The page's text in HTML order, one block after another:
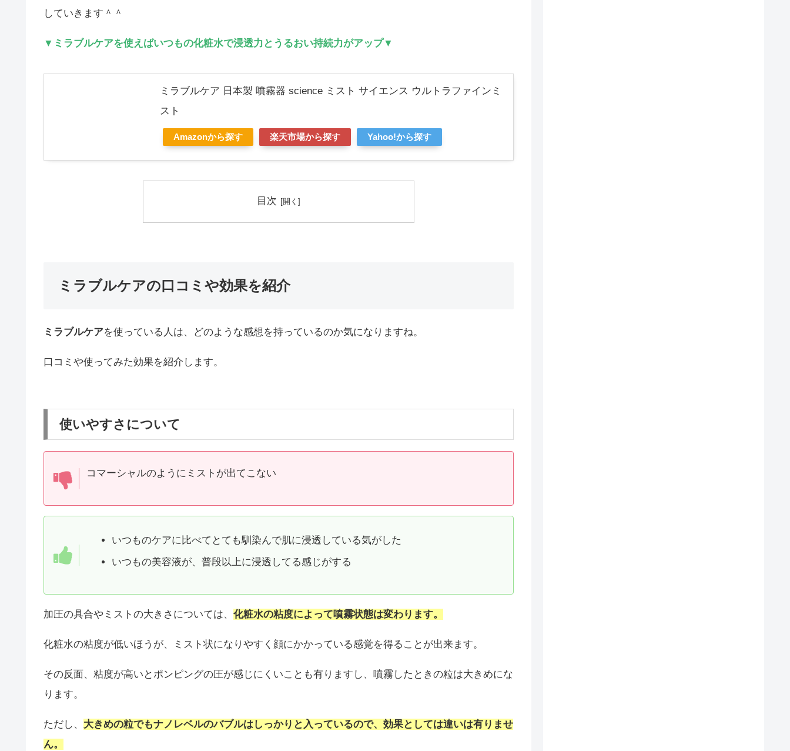
していきます＾＾
▼ミラブルケアを使えばいつもの化粧水で浸透力とうるおい持続力がアップ▼
ミラブルケア 日本製 噴霧器 science ミスト サイエンス ウルトラファインミ
スト
Amazonから探す 楽天市場から探す Yahoo!から探す
目次
ミラブルケアの口コミや効果を紹介
ミラブルケアを使っている人は、どのような感想を持っているのか気になりますね。
口コミや使ってみた効果を紹介します。
使いやすさについて
コマーシャルのようにミストが出てこない
いつものケアに比べてとても馴染んで肌に浸透している気がした
いつもの美容液が、普段以上に浸透してる感じがする
加圧の具合やミストの大きさについては、 化粧水の粘度によって噴霧状態は変わります。
化粧水の粘度が低いほうが、ミスト状になりやすく顔にかかっている感覚を得ることが出来ます。
その反面、粘度が高いとポンピングの圧が感じにくいことも有りますし、噴霧したときの粒は大きめにな
ります。
ただし、 大きめの粒でもナノレベルのバブルはしっかりと入っているので、効果としては違いは有りませ
ん。